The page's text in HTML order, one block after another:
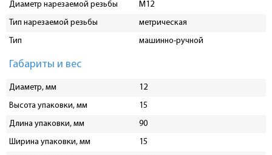
Диаметр нарезаемой резьбы
М12
Тип нарезаемой резьбы
метрическая
Тип
машинно-ручной
Габариты и вес
Диаметр, мм
12
Высота упаковки, мм
15
Длина упаковки, мм
90
Ширина упаковки, мм
15